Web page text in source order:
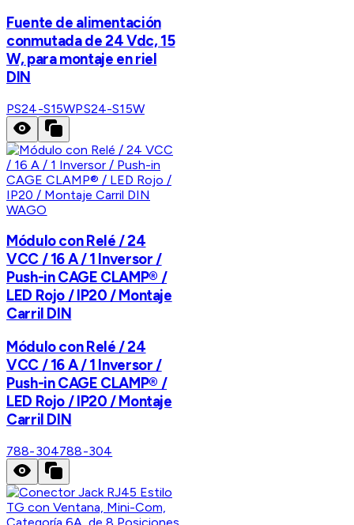
Fuente de alimentación
conmutada de 24 Vdc, 15
W, para montaje en riel
DIN
PS24-S15WPS24-S15W
WAGO
Módulo con Relé / 24
VCC / 16 A / 1 Inversor /
Push-in CAGE CLAMP® /
LED Rojo / IP20 / Montaje
Carril DIN
Módulo con Relé / 24
VCC / 16 A / 1 Inversor /
Push-in CAGE CLAMP® /
LED Rojo / IP20 / Montaje
Carril DIN
788-304788-304